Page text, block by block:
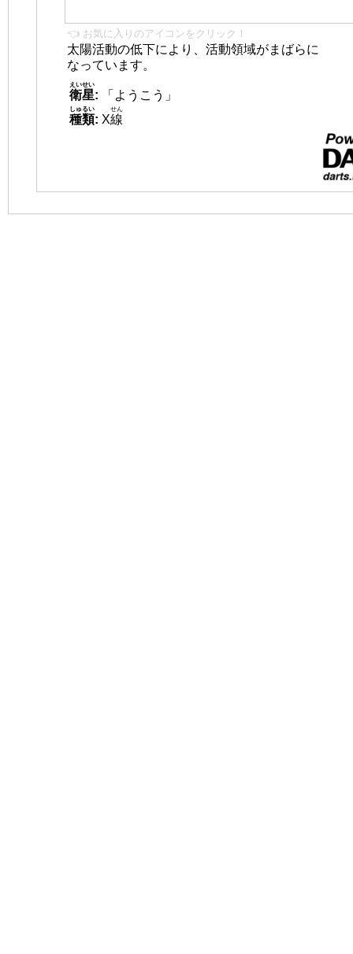
👈 お気に入りのアイコンをクリック！
太陽活動の低下により、活動領域がまばらに
なっています。
衛星
えいせい
:
「ようこう」
種類
しゅるい
: X線
せん